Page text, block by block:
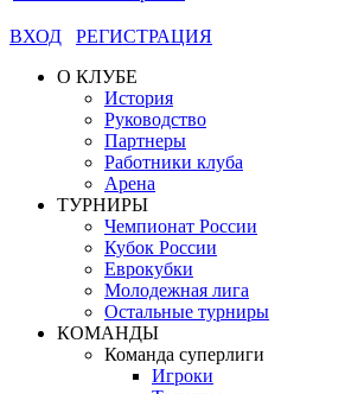
ВХОД
РЕГИСТРАЦИЯ
О КЛУБЕ
История
Руководство
Партнеры
Работники клуба
Арена
ТУРНИРЫ
Чемпионат России
Кубок России
Еврокубки
Молодежная лига
Остальные турниры
КОМАНДЫ
Команда суперлиги
Игроки